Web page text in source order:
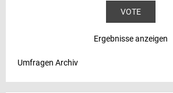
Ergebnisse anzeigen
Umfragen Archiv